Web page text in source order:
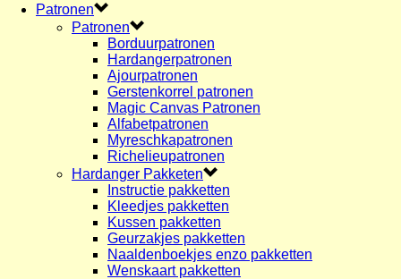
Patronen
Patronen
Borduurpatronen
Hardangerpatronen
Ajourpatronen
Gerstenkorrel patronen
Magic Canvas Patronen
Alfabetpatronen
Myreschkapatronen
Richelieupatronen
Hardanger Pakketen
Instructie pakketten
Kleedjes pakketten
Kussen pakketten
Geurzakjes pakketten
Naaldenboekjes enzo pakketten
Wenskaart pakketten